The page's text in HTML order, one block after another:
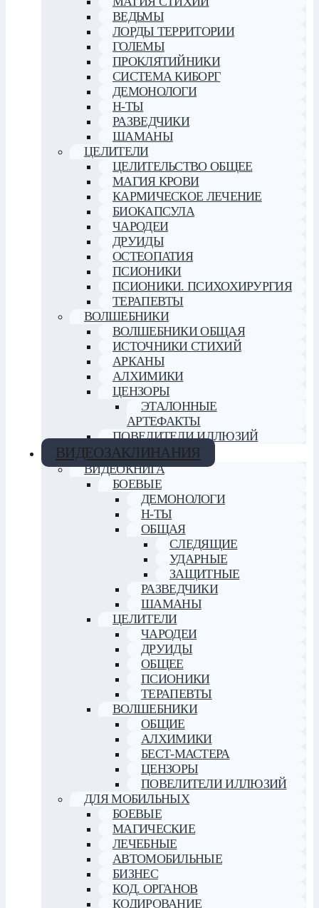
ВЕДЬМЫ
ЛОРДЫ ТЕРРИТОРИИ
ГОЛЕМЫ
ПРОКЛЯТИЙНИКИ
СИСТЕМА КИБОРГ
ДЕМОНОЛОГИ
Н-ТЫ
РАЗВЕДЧИКИ
ШАМАНЫ
ЦЕЛИТЕЛИ
ЦЕЛИТЕЛЬСТВО ОБЩЕЕ
МАГИЯ КРОВИ
КАРМИЧЕСКОЕ ЛЕЧЕНИЕ
БИОКАПСУЛА
ЧАРОДЕИ
ДРУИДЫ
ОСТЕОПАТИЯ
ПСИОНИКИ
ПСИОНИКИ. ПСИХОХИРУРГИЯ
ТЕРАПЕВТЫ
ВОЛШЕБНИКИ
ВОЛШЕБНИКИ ОБЩАЯ
ИСТОЧНИКИ СТИХИЙ
АРКАНЫ
АЛХИМИКИ
ЦЕНЗОРЫ
ЭТАЛОННЫЕ
АРТЕФАКТЫ
ПОВЕЛИТЕЛИ ИЛЛЮЗИЙ
ВИДЕОЗАКЛИНАНИЯ
ВИДЕОКНИГА
БОЕВЫЕ
ДЕМОНОЛОГИ
Н-ТЫ
ОБЩАЯ
СЛЕДЯЩИЕ
УДАРНЫЕ
ЗАЩИТНЫЕ
РАЗВЕДЧИКИ
ШАМАНЫ
ЦЕЛИТЕЛИ
ЧАРОДЕИ
ДРУИДЫ
ОБЩЕЕ
ПСИОНИКИ
ТЕРАПЕВТЫ
ВОЛШЕБНИКИ
ОБЩИЕ
АЛХИМИКИ
БЕСТ-МАСТЕРА
ЦЕНЗОРЫ
ПОВЕЛИТЕЛИ ИЛЛЮЗИЙ
ДЛЯ МОБИЛЬНЫХ
БОЕВЫЕ
МАГИЧЕСКИЕ
ЛЕЧЕБНЫЕ
АВТОМОБИЛЬНЫЕ
БИЗНЕС
КОД. ОРГАНОВ
КОДИРОВАНИЕ